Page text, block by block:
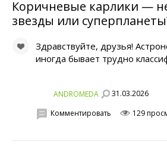
Коричневые карлики —
звезды или
Здравствуйте, друзья!
иногда бывает трудно
ANDROMEDA 31.03.2026
Комментировать 129